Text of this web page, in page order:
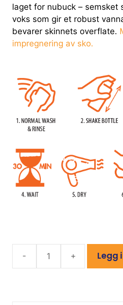
laget for nubuck – semsket
voks som gir et robust
bevarer skinnets overflate.
impregnering av sko.
- + Legg